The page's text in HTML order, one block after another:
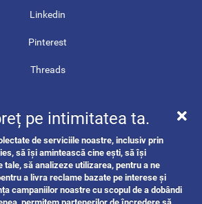
Linkedin
Pinterest
Threads
Harta site-ului
ANPC
pe intimitatea ta.
de serviciile noastre, inclusiv prin
să își amintească cine ești, să își
să analizeze utilizarea, pentru a ne
a livra reclame bazate pe interese și
campaniilor noastre cu scopul de a dobândi
permitem partenerilor de încredere să